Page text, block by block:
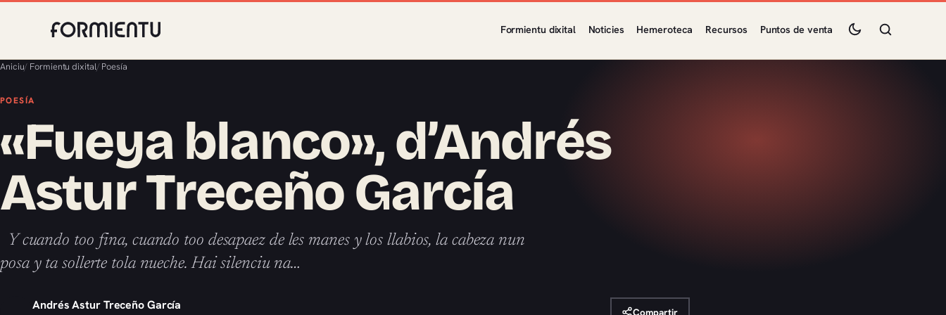
Formientu dixital Noticies Hemeroteca Recursos Puntos de venta
Aniciu/ Formientu dixital/ Poesía
POESÍA
«Fueya blanco», d’Andrés
Astur Treceño García
Y cuando too fina, cuando too desapaez de les manes y los llabios, la cabeza nun
posa y ta sollerte tola nueche. Hai silenciu na…
Andrés Astur Treceño García Compartir